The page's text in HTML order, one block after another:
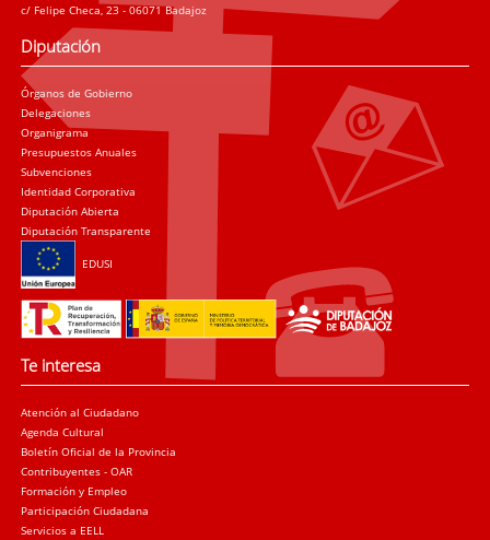
c/ Felipe Checa, 23 - 06071 Badajoz
Diputación
Órganos de Gobierno
Delegaciones
Organigrama
Presupuestos Anuales
Subvenciones
Identidad Corporativa
Diputación Abierta
Diputación Transparente
EDUSI
Te interesa
Atención al Ciudadano
Agenda Cultural
Boletín Oficial de la Provincia
Contribuyentes - OAR
Formación y Empleo
Participación Ciudadana
Servicios a EELL